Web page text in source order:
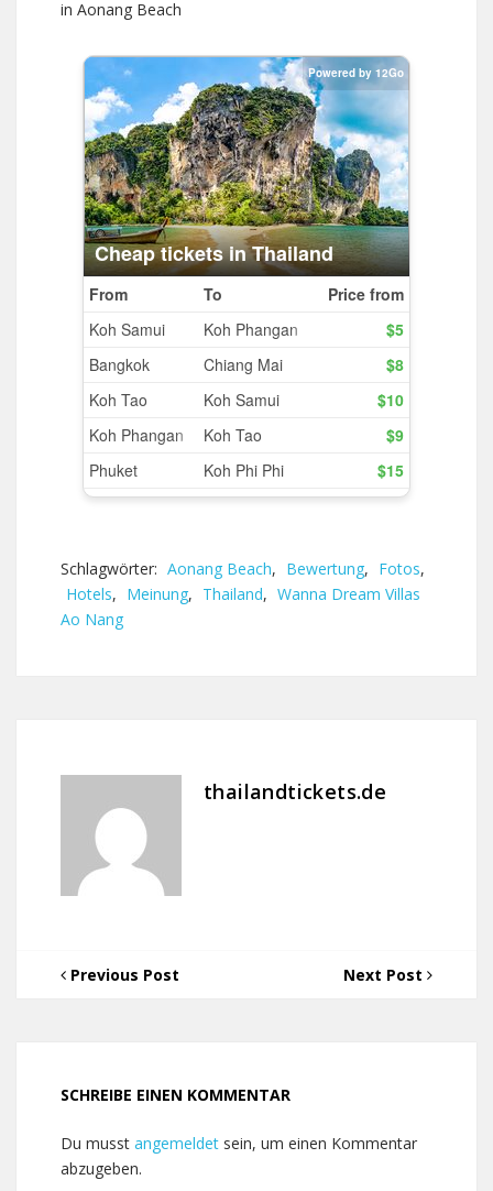
in Aonang Beach
Schlagwörter: Aonang Beach, Bewertung, Fotos,
Hotels, Meinung, Thailand, Wanna Dream Villas
Ao Nang
thailandtickets.de
Previous Post Next Post
SCHREIBE EINEN KOMMENTAR
Du musst angemeldet sein, um einen Kommentar
abzugeben.